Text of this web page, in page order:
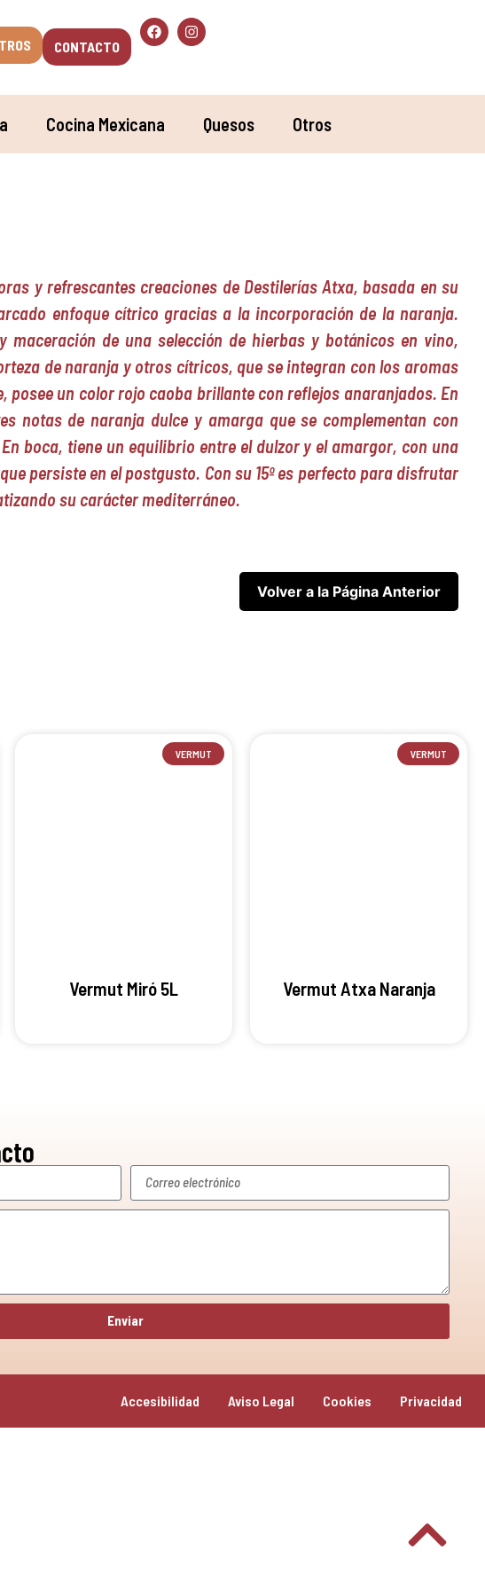
CONTACTO
Cocina Mexicana Quesos Otros
y refrescantes creaciones de Destilerías Atxa, basada en su
enfoque cítrico gracias a la incorporación de la naranja.
de una selección de hierbas y botánicos en vino,
de naranja y otros cítricos, que se integran con los aromas
posee un color rojo caoba brillante con reflejos anaranjados. En
notas de naranja dulce y amarga que se complementan con
boca, tiene un equilibrio entre el dulzor y el amargor, con una
persiste en el postgusto. Con su 15º es perfecto para disfrutar
su carácter mediterráneo.
VERMUT
Vermut Miró 5L
VERMUT
Vermut Atxa Naranja
Enviar
Accesibilidad Aviso Legal Cookies Privacidad